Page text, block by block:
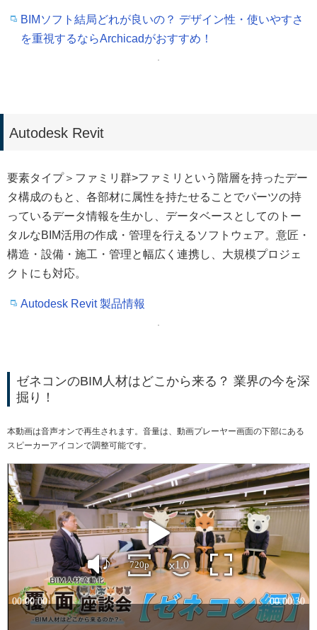
BIMソフト結局どれが良いの？ デザイン性・使いやすさ
を重視するならArchicadがおすすめ！
Autodesk Revit
要素タイプ＞ファミリ群>ファミリという階層を持ったデー
タ構成のもと、各部材に属性を持たせることでパーツの持
っているデータ情報を生かし、データベースとしてのトー
タルなBIM活用の作成・管理を行えるソフトウェア。意匠・
構造・設備・施工・管理と幅広く連携し、大規模プロジェ
クトにも対応。
Autodesk Revit 製品情報
ゼネコンのBIM人材はどこから来る？ 業界の今を深
掘り！
本動画は音声オンで再生されます。音量は、動画プレーヤー画面の下部にある
スピーカーアイコンで調整可能です。